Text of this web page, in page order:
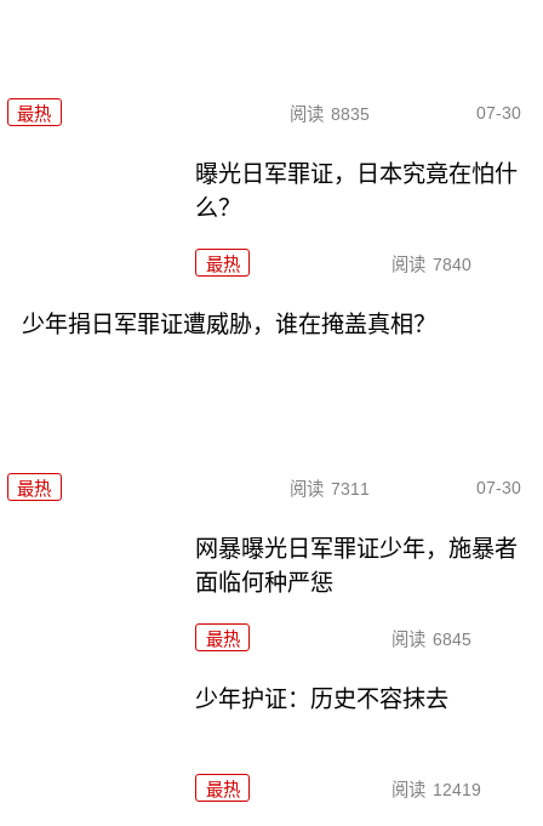
最热 阅读 8835 07-30
曝光日军罪证，日本究竟在怕什
么？
最热 阅读 7840
少年捐日军罪证遭威胁，谁在掩盖真相？
最热 阅读 7311 07-30
网暴曝光日军罪证少年，施暴者
面临何种严惩
最热 阅读 6845
少年护证：历史不容抹去
最热 阅读 12419